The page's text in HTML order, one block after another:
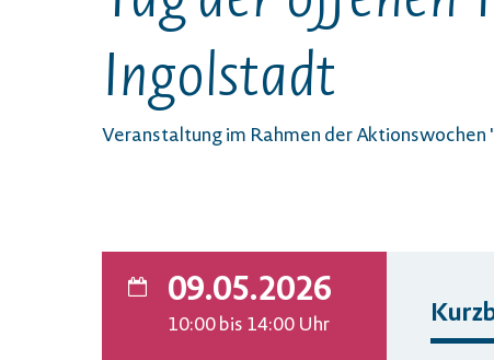
Ingolstadt
Veranstaltung im Rahmen der Aktionswochen
09.05.2026
10:00bis 14:00 Uhr